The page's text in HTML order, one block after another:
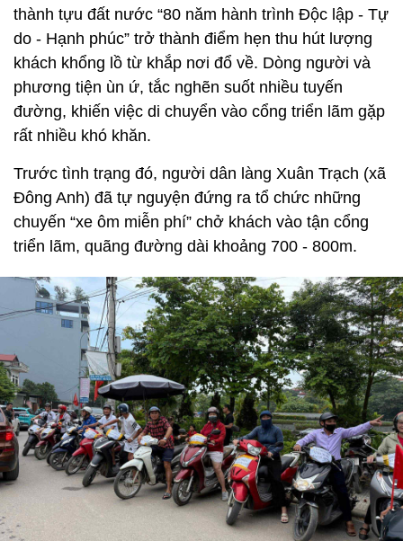
thành tựu đất nước “80 năm hành trình Độc lập - Tự
do - Hạnh phúc” trở thành điểm hẹn thu hút lượng
khách khổng lồ từ khắp nơi đổ về. Dòng người và
phương tiện ùn ứ, tắc nghẽn suốt nhiều tuyến
đường, khiến việc di chuyển vào cổng triển lãm gặp
rất nhiều khó khăn.
Trước tình trạng đó, người dân làng Xuân Trạch (xã
Đông Anh) đã tự nguyện đứng ra tổ chức những
chuyến “xe ôm miễn phí” chở khách vào tận cổng
triển lãm, quãng đường dài khoảng 700 - 800m.